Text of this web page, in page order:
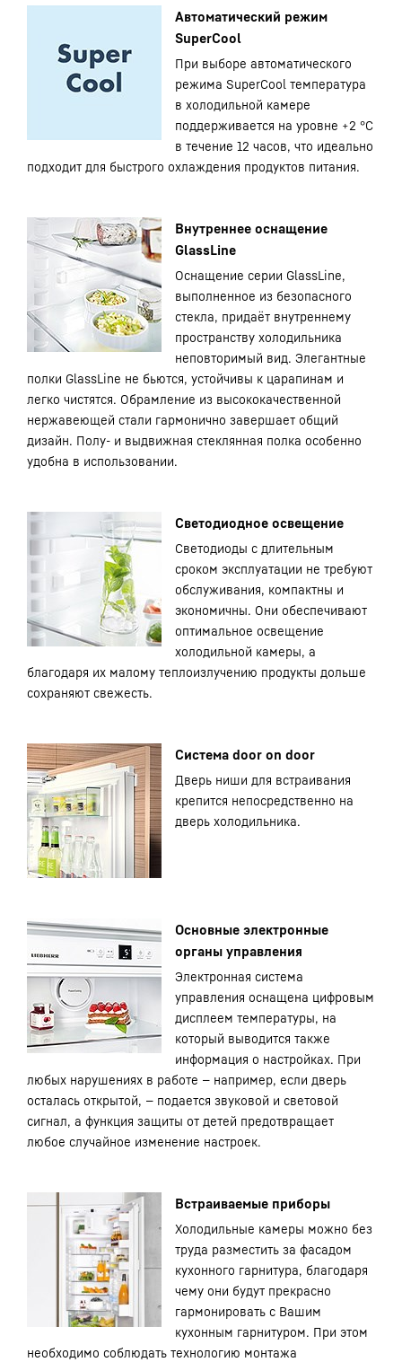
Автоматический режим
SuperCool
При выборе автоматического
режима SuperCool температура
в холодильной камере
поддерживается на уровне +2 °С
в течение 12 часов, что идеально
подходит для быстрого охлаждения продуктов питания.
Внутреннее оснащение
GlassLine
Оснащение серии GlassLine,
выполненное из безопасного
стекла, придаёт внутреннему
пространству холодильника
неповторимый вид. Элегантные
полки GlassLine не бьются, устойчивы к царапинам и
легко чистятся. Обрамление из высококачественной
нержавеющей стали гармонично завершает общий
дизайн. Полу- и выдвижная стеклянная полка особенно
удобна в использовании.
Светодиодное освещение
Светодиоды с длительным
сроком эксплуатации не требуют
обслуживания, компактны и
экономичны. Они обеспечивают
оптимальное освещение
холодильной камеры, а
благодаря их малому теплоизлучению продукты дольше
сохраняют свежесть.
Система door on door
Дверь ниши для встраивания
крепится непосредственно на
дверь холодильника.
Основные электронные
органы управления
Электронная система
управления оснащена цифровым
дисплеем температуры, на
который выводится также
информация о настройках. При
любых нарушениях в работе — например, если дверь
осталась открытой, — подается звуковой и световой
сигнал, а функция защиты от детей предотвращает
любое случайное изменение настроек.
Встраиваемые приборы
Холодильные камеры можно без
труда разместить за фасадом
кухонного гарнитура, благодаря
чему они будут прекрасно
гармонировать с Вашим
кухонным гарнитуром. При этом
необходимо соблюдать технологию монтажа